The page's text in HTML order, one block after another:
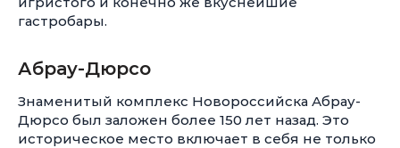
гастробары.
Абрау-Дюрсо
Знаменитый комплекс Новороссийска Абрау-
Дюрсо был заложен более 150 лет назад. Это
историческое место включает в себя не только